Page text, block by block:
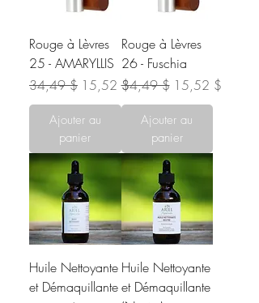
Rouge à Lèvres
25 - AMARYLLIS
Prix original
34,49 $ Prix promotionnel
15,52 $
Ajouter au
panier
Rouge à Lèvres
26 - Fuschia
Prix original
34,49 $ Prix promotionnel
15,52 $
Ajouter au
panier
Huile Nettoyante
et Démaquillante
Huile Nettoyante
et Démaquillante